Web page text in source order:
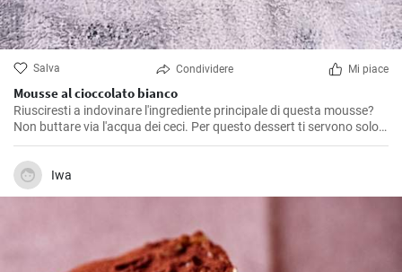
Salva Condividere Mi piace
Mousse al cioccolato bianco
Riusciresti a indovinare l'ingrediente principale di questa mousse?
Non buttare via l'acqua dei ceci. Per questo dessert ti servono solo
due ingredienti, ed è proprio uno di questi.
Iwa